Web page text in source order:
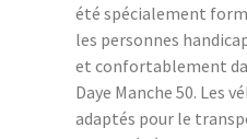
été spécialement
les personnes
et confortablement
Daye Manche 50. Les
adaptés pour le